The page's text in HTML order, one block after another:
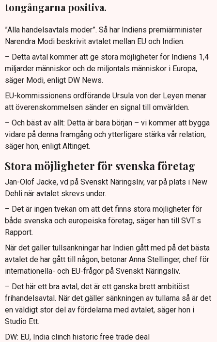
tongångarna positiva.
”Alla handelsavtals moder”. Så har Indiens premiärminister
Narendra Modi beskrivit avtalet mellan EU och Indien.
– Detta avtal kommer att ge stora möjligheter för Indiens 1,4
miljarder människor och de miljontals människor i Europa,
säger Modi, enligt DW News.
EU-kommissionens ordförande Ursula von der Leyen menar
att överenskommelsen sänder en signal till omvärlden.
– Och bäst av allt: Detta är bara början – vi kommer att bygga
vidare på denna framgång och ytterligare stärka vår relation,
säger hon, enligt Altinget.
Stora möjligheter för svenska företag
Jan-Olof Jacke, vd på Svenskt Näringsliv, var på plats i New
Dehli när avtalet skrevs under.
– Det är ingen tvekan om att det finns stora möjligheter för
både svenska och europeiska företag, säger han till SVT:s
Rapport.
När det gäller tullsänkningar har Indien gått med på det bästa
avtalet de har gått till någon, betonar Anna Stellinger, chef för
internationella- och EU-frågor på Svenskt Näringsliv.
– Det här ett bra avtal, det är ett ganska brett ambitiöst
frihandelsavtal. När det gäller sänkningen av tullarna så är det
en väldigt stor del av fördelarna med avtalet, säger hon i
Studio Ett.
DW: EU, India clinch historic free trade deal